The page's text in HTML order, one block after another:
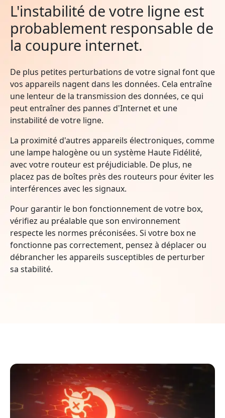
L'instabilité de votre ligne est
probablement responsable de
la coupure internet.
De plus petites perturbations de votre signal font que
vos appareils nagent dans les données. Cela entraîne
une lenteur de la transmission des données, ce qui
peut entraîner des pannes d'Internet et une
instabilité de votre ligne.
La proximité d'autres appareils électroniques, comme
une lampe halogène ou un système Haute Fidélité,
avec votre routeur est préjudiciable. De plus, ne
placez pas de boîtes près des routeurs pour éviter les
interférences avec les signaux.
Pour garantir le bon fonctionnement de votre box,
vérifiez au préalable que son environnement
respecte les normes préconisées. Si votre box ne
fonctionne pas correctement, pensez à déplacer ou
débrancher les appareils susceptibles de perturber
sa stabilité.